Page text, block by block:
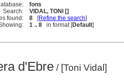
fons
Search:
VIDAL, TONI []
found:
8 [Refine the search]
1 .. 8 in format [Default]
d'Ebre/ [Toni Vidal]